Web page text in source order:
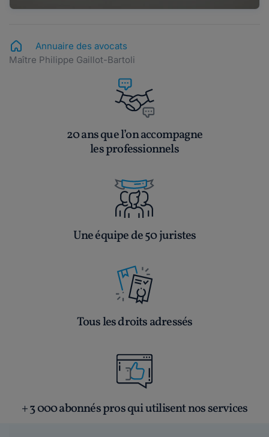
Annuaire des avocats
Maître Philippe Gaillot-Bartoli
20 ans que l’on accompagne
les professionnels
Une équipe de 50 juristes
Tous les droits adressés
+ 3 000 abonnés pros qui utilisent nos services